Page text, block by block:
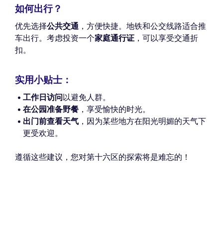
如何出行？
优先选择公共交通 ，方便快捷。地铁和公交线路适合推
车出行。考虑投资一个家庭通行证 ，可以享受交通折
扣。
实用小贴士：
工作日访问以避免人群。
在公园准备野餐 ，享受愉快的时光。
出门前查看天气 ，因为某些地方在阳光明媚的天气下
更受欢迎。
遵循这些建议，您对第十六区的探索将是难忘的！